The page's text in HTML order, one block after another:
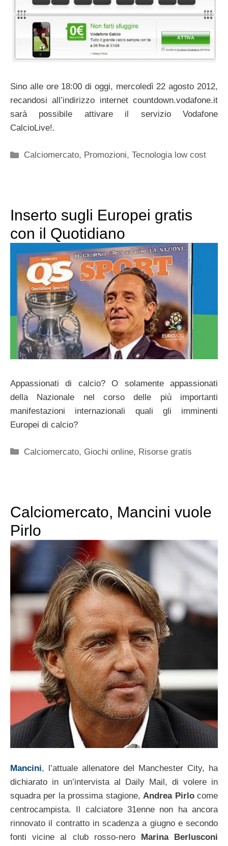
Sino alle ore 18:00 di oggi, mercoledì 22 agosto 2012,
recandosi all’indirizzo internet countdown.vodafone.it
sarà possibile attivare il servizio Vodafone
CalcioLive!.
Categorie
Calciomercato, Promozioni,Tecnologia low cost
Inserto sugli Europei gratis
con il Quotidiano
Appassionati di calcio? O solamente appassionati
della Nazionale nel corso delle più importanti
manifestazioni internazionali quali gli imminenti
Europei di calcio?
Categorie
Calciomercato, Giochi online, Risorse gratis
Calciomercato, Mancini vuole
Pirlo
Mancini, l’attuale allenatore del Manchester City, ha
dichiarato in un’intervista al Daily Mail, di volere in
squadra per la prossima stagione, Andrea Pirlocome
centrocampista. Il calciatore 31enne non ha ancora
rinnovato il contratto in scadenza a giugno e secondo
fonti vicine al club rosso-nero Marina Berlusconi